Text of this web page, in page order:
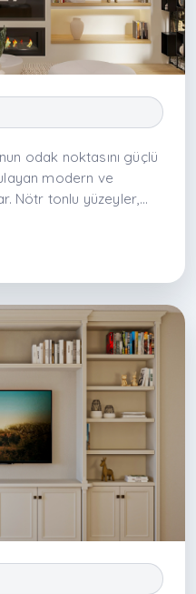
odak noktasını güçlü
modern ve
Nötr tonlu yüzeyler,
depolama
kılar. TV ve medya
yaşam alanını
dönüştürür.